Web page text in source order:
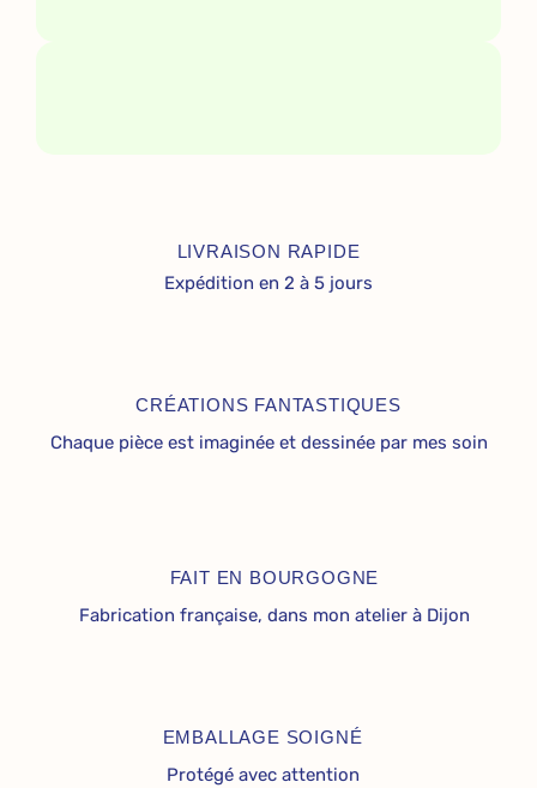
LIVRAISON RAPIDE
Expédition en 2 à 5 jours
CRÉATIONS FANTASTIQUES
Chaque pièce est imaginée et dessinée par mes soin
FAIT EN BOURGOGNE
Fabrication française, dans mon atelier à Dijon
EMBALLAGE SOIGNÉ
Protégé avec attention